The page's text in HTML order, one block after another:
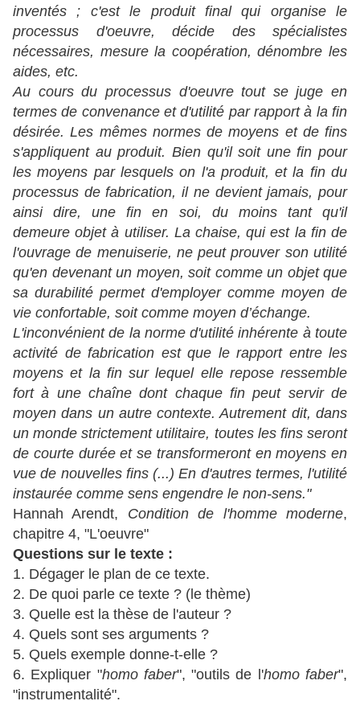
inventés ; c'est le produit final qui organise le
processus d'oeuvre, décide des spécialistes
nécessaires, mesure la coopération, dénombre les
aides, etc.
Au cours du processus d'oeuvre tout se juge en
termes de convenance et d'utilité par rapport à la fin
désirée. Les mêmes normes de moyens et de fins
s'appliquent au produit. Bien qu'il soit une fin pour
les moyens par lesquels on l'a produit, et la fin du
processus de fabrication, il ne devient jamais, pour
ainsi dire, une fin en soi, du moins tant qu'il
demeure objet à utiliser. La chaise, qui est la fin de
l'ouvrage de menuiserie, ne peut prouver son utilité
qu'en devenant un moyen, soit comme un objet que
sa durabilité permet d'employer comme moyen de
vie confortable, soit comme moyen d’échange.
L'inconvénient de la norme d'utilité inhérente à toute
activité de fabrication est que le rapport entre les
moyens et la fin sur lequel elle repose ressemble
fort à une chaîne dont chaque fin peut servir de
moyen dans un autre contexte. Autrement dit, dans
un monde strictement utilitaire, toutes les fins seront
de courte durée et se transformeront en moyens en
vue de nouvelles fins (...) En d'autres termes, l'utilité
instaurée comme sens engendre le non-sens."
Hannah Arendt, Condition de l'homme moderne,
chapitre 4, "L'oeuvre"
Questions sur le texte :
1. Dégager le plan de ce texte.
2. De quoi parle ce texte ? (le thème)
3. Quelle est la thèse de l'auteur ?
4. Quels sont ses arguments ?
5. Quels exemple donne-t-elle ?
6. Expliquer "homo faber", "outils de l'homo faber",
"instrumentalité".